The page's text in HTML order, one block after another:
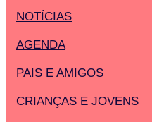
NOTÍCIAS
AGENDA
PAIS E AMIGOS
CRIANÇAS E JOVENS